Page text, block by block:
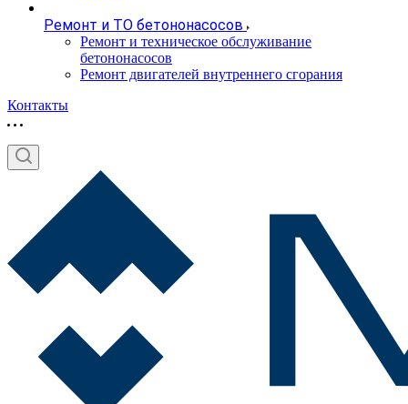
Ремонт и ТО бетононасосов
Ремонт и техническое обслуживание
бетононасосов
Ремонт двигателей внутреннего сгорания
Контакты